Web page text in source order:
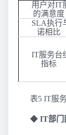
用户对IT
的满意度
SLA执行
诺相比
IT服务台
指标
表5 IT服
◆ IT部门